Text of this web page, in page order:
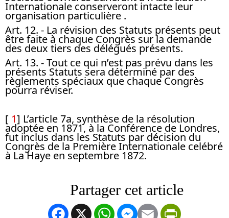
Internationale conserveront intacte leur
organisation particulière .
Art. 12. - La révision des Statuts présents peut
être faite à chaque Congrès sur la demande
des deux tiers des délégués présents.
Art. 13. - Tout ce qui n’est pas prévu dans les
présents Statuts sera déterminé par des
règlements spéciaux que chaque Congrès
pourra réviser.
[ 1] L’article 7a, synthèse de la résolution
adoptée en 1871, à la Conférence de Londres,
fut inclus dans les Statuts par décision du
Congrès de la Première Internationale celébré
à La Haye en septembre 1872.
Facebook
X WhatsApp
Messenger
Email